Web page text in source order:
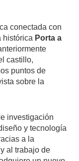
conectada con
histórica Porta a
castillo,
puntos de
sobre la
investigación
y tecnología
a la
al trabajo de